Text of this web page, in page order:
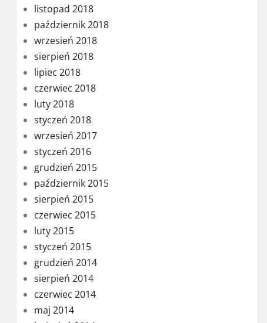
listopad 2018
październik 2018
wrzesień 2018
sierpień 2018
lipiec 2018
czerwiec 2018
luty 2018
styczeń 2018
wrzesień 2017
styczeń 2016
grudzień 2015
październik 2015
sierpień 2015
czerwiec 2015
luty 2015
styczeń 2015
grudzień 2014
sierpień 2014
czerwiec 2014
maj 2014